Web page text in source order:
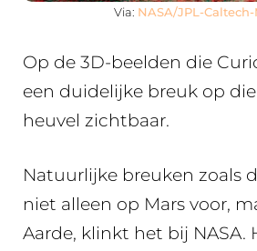
Via: NASA/JPL-Caltech-
Op de 3D-beelden die
een duidelijke breuk op
heuvel zichtbaar.
Natuurlijke breuken zoals
niet alleen op Mars voor,
Aarde, klinkt het bij NASA.